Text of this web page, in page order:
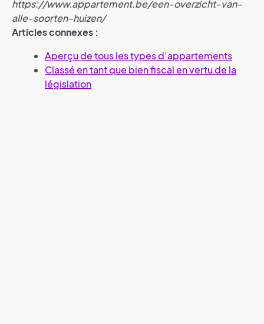
https://www.appartement.be/een-overzicht-van-
alle-soorten-huizen/
Articles connexes :
Aperçu de tous les types d’appartements
Classé en tant que bien fiscal en vertu de la
législation